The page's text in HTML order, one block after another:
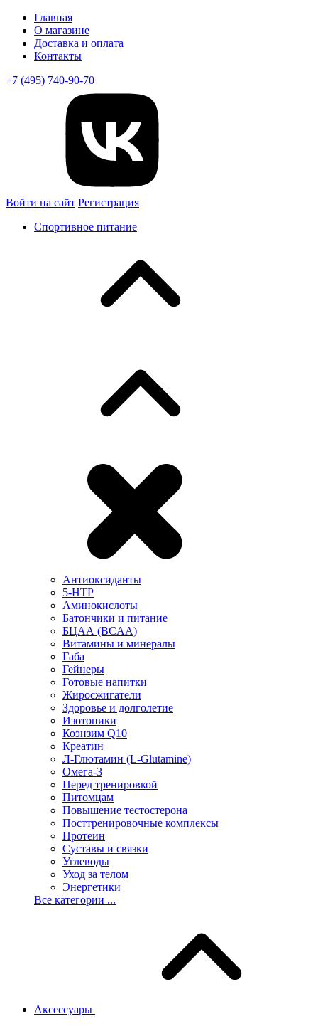
Главная
О магазине
Доставка и оплата
Контакты
+7 (495) 740-90-70
Войти на сайт Регистрация
Спортивное питание
Антиоксиданты
5-HTP
Аминокислоты
Батончики и питание
БЦАА (BCAA)
Витамины и минералы
Габа
Гейнеры
Готовые напитки
Жиросжигатели
Здоровье и долголетие
Изотоники
Коэнзим Q10
Креатин
Л-Глютамин (L-Glutamine)
Омега-3
Перед тренировкой
Питомцам
Повышение тестостерона
Посттренировочные комплексы
Протеин
Суставы и связки
Углеводы
Уход за телом
Энергетики
Все категории ...
Аксессуары